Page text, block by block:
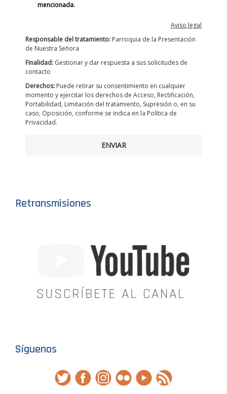
mencionada.
Aviso legal
Responsable del tratamiento: Parroquia de la Presentación
de Nuestra Señora
Finalidad: Gestionar y dar respuesta a sus solicitudes de
contacto
Derechos: Puede retirar su consentimiento en cualquier
momento y ejercitar los derechos de Acceso, Rectificación,
Portabilidad, Limitación del tratamiento, Supresión o, en su
caso, Oposición, conforme se indica en la Política de
Privacidad.
ENVIAR
Retransmisiones
Síguenos